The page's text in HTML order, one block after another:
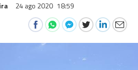
24 ago 2020 18:59